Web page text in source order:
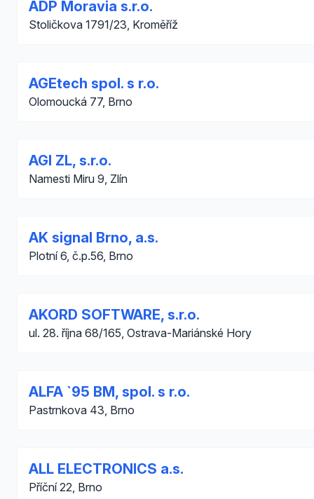
ADP Moravia s.r.o.
Stoličkova 1791/23, Kroměříž
AGEtech spol. s r.o.
Olomoucká 77, Brno
AGI ZL, s.r.o.
Namesti Miru 9, Zlín
AK signal Brno, a.s.
Plotní 6, č.p.56, Brno
AKORD SOFTWARE, s.r.o.
ul. 28. října 68/165, Ostrava-Mariánské Hory
ALFA `95 BM, spol. s r.o.
Pastrnkova 43, Brno
ALL ELECTRONICS a.s.
Příční 22, Brno